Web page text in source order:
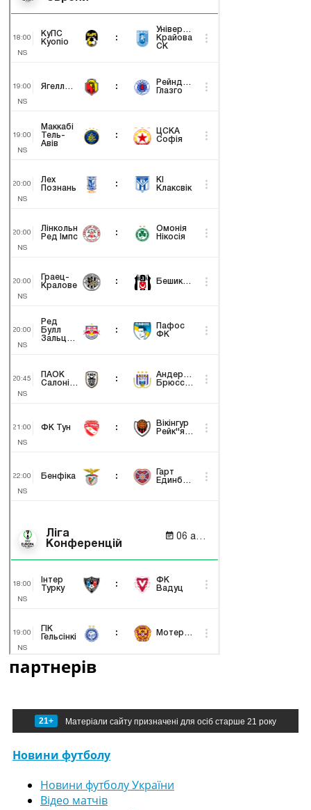
партнерів
21+ Матеріали сайту призначені для осіб старше 21 року
Новини футболу
Новини футболу України
Відео матчів